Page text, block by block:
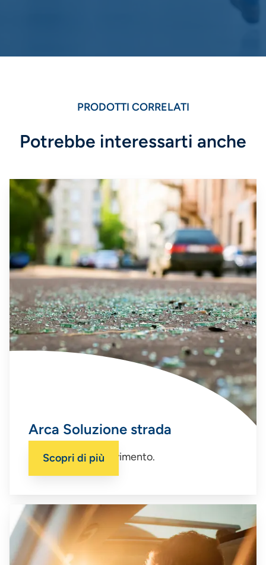
PRODOTTI CORRELATI
Potrebbe interessarti anche
Arca Soluzione strada
La sicurezza in movimento.
Scopri di più